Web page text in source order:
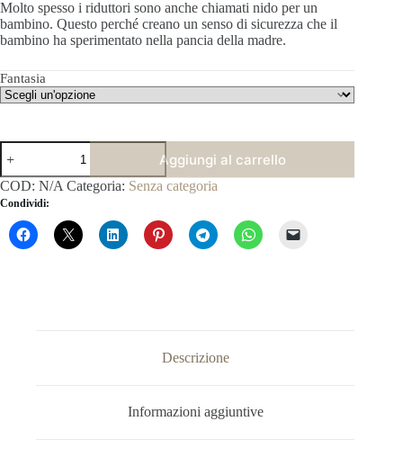
Molto spesso i riduttori sono anche chiamati nido per un
bambino. Questo perché creano un senso di sicurezza che il
bambino ha sperimentato nella pancia della madre.
Fantasia
Riduttore
Nido
per
Culla
Lettino
quantità
Aggiungi al carrello
COD: N/A Categoria: Senza categoria
Condividi:
Descrizione
Informazioni aggiuntive